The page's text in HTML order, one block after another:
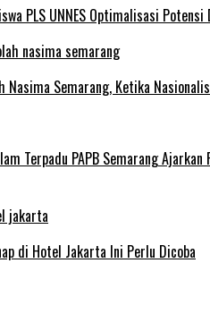
PLS UNNES Optimalisasi
Nasima Semarang, Ketika
Terpadu PAPB Semarang
di Hotel Jakarta Ini Perlu Dicoba